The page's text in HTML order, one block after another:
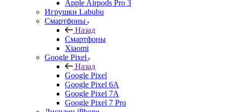
Apple Airpods Pro 3
Игрушки Labubu
Смартфоны
Назад
Смартфоны
Xiaomi
Google Pixel
Назад
Google Pixel
Google Pixel 6A
Google Pixel 7А
Google Pixel 7 Pro